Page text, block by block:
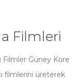
Filmleri
Filmler Güney Kore
filmlerini üreterek